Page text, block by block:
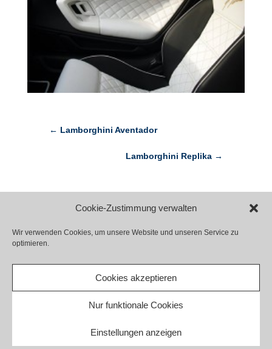
Cookie-Zustimmung verwalten
Wir verwenden Cookies, um unsere Website und unseren Service zu
optimieren.
Cookies akzeptieren
Nur funktionale Cookies
Einstellungen anzeigen
← Lamborghini Aventador
Lamborghini Replika →
Kontakt
Haftungsausschluss Cookie-Richtlinie (EU)
Barrierefreiheit